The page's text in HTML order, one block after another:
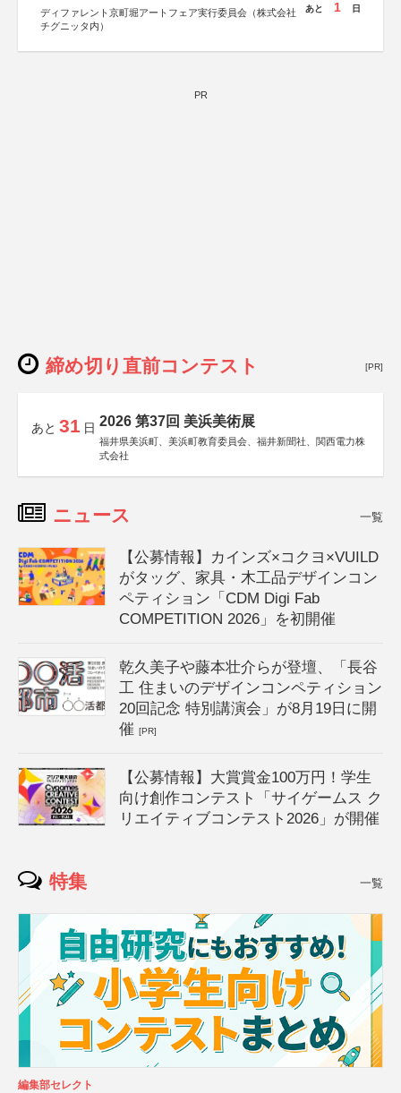
ディファレント京町堀アートフェア実行委員会（株式会社
チグニッタ内）
あと 1 日
PR
締め切り直前コンテスト [PR]
あと 31 日 2026 第37回 美浜美術展
福井県美浜町、美浜町教育委員会、福井新聞社、関西電力株
式会社
ニュース 一覧
【公募情報】カインズ×コクヨ×VUILD
がタッグ、家具・木工品デザインコン
ペティション「CDM Digi Fab
COMPETITION 2026」を初開催
乾久美子や藤本壮介らが登壇、「長谷
工 住まいのデザインコンペティション
20回記念 特別講演会」が8月19日に開
催[PR]
【公募情報】大賞賞金100万円！学生
向け創作コンテスト「サイゲームス ク
リエイティブコンテスト2026」が開催
特集 一覧
編集部セレクト